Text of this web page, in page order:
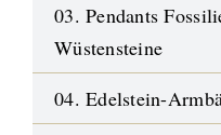
03. Pendants
Wüstensteine
04. Edelstein-